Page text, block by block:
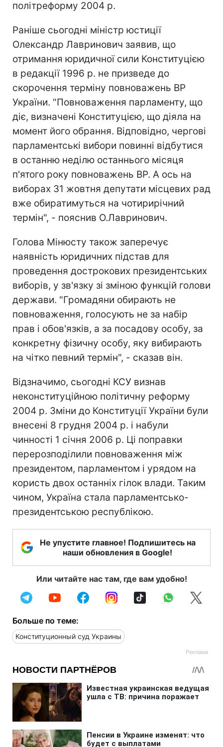
політреформу 2004 р.
Раніше сьогодні міністр юстиції
Олександр Лавринович заявив, що
отримання юридичної сили Конституцією
в редакції 1996 р. не призведе до
скорочення терміну повноважень ВР
України. "Повноваження парламенту, що
діє, визначені Конституцією, що діяла на
момент його обрання. Відповідно, чергові
парламентські вибори повинні відбутися
в останню неділю останнього місяця
п'ятого року повноважень ВР. А ось на
виборах 31 жовтня депутати місцевих рад
вже обиратимуться на чотирирічний
термін", - пояснив О.Лавринович.
Голова Мінюсту також заперечує
наявність юридичних підстав для
проведення дострокових президентських
виборів, у зв'язку зі зміною функцій голови
держави. "Громадяни обирають не
повноваження, голосують не за набір
прав і обов'язків, а за посадову особу, за
конкретну фізичну особу, яку вибирають
на чітко певний термін", - сказав він.
Відзначимо, сьогодні КСУ визнав
неконституційною політичну реформу
2004 р. Зміни до Конституції України були
внесені 8 грудня 2004 р. і набули
чинності 1 січня 2006 р. Ці поправки
перерозподілили повноваження між
президентом, парламентом і урядом на
користь двох останніх гілок влади. Таким
чином, Україна стала парламентсько-
президентською республікою.
Не упустите главное! Подпишитесь на
наши обновления в Google!
Или читайте нас там, где вам удобно!
Больше по теме:
Конституционный суд Украины